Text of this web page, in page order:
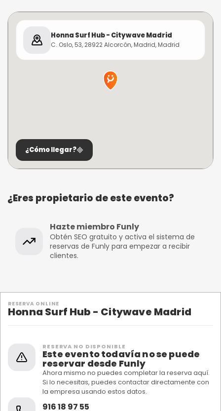
Honna Surf Hub - Citywave Madrid
C. Oslo, 53, 28922 Alcorcón, Madrid, Madrid
¿Cómo llegar?
¿Eres propietario de este evento?
Hazte miembro Funly
Obtén SEO gratuito y activa el sistema de
reservas de Funly para empezar a recibir
clientes.
RESERVA ONLINE
Honna Surf Hub - Citywave Madrid
RESERVA NO DISPONIBLE
Este evento todavía no se puede
reservar desde Funly
Ahora mismo no puedes completar la reserva aquí.
Si lo necesitas, puedes contactar directamente con
la empresa usando estos datos.
916 18 97 55